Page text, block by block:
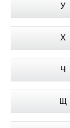
У
Х
Ч
Щ